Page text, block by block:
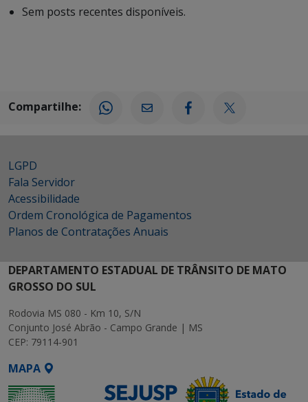
Sem posts recentes disponíveis.
Compartilhe:
LGPD
Fala Servidor
Acessibilidade
Ordem Cronológica de Pagamentos
Planos de Contratações Anuais
DEPARTAMENTO ESTADUAL DE TRÂNSITO DE MATO
GROSSO DO SUL
Rodovia MS 080 - Km 10, S/N
Conjunto José Abrão - Campo Grande | MS
CEP: 79114-901
MAPA